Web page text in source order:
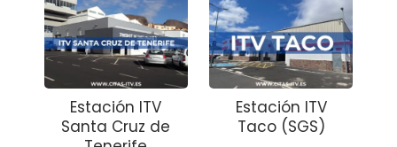
Estación ITV
Santa Cruz de
Estación ITV
Taco (SGS)